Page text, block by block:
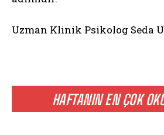
HAFTANIN EN ÇOK
Uzman Klinik Psikolog Seda